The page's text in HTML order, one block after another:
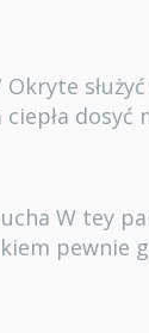
dosyć
W tey
pewnie